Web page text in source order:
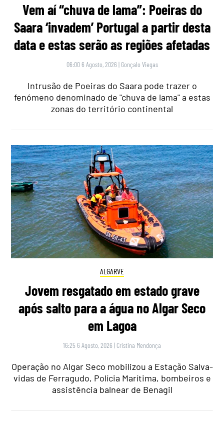
Vem aí “chuva de lama”: Poeiras do
Saara ‘invadem’ Portugal a partir desta
data e estas serão as regiões afetadas
06:00 6 Agosto, 2026 | Gonçalo Viegas
Intrusão de Poeiras do Saara pode trazer o
fenómeno denominado de "chuva de lama" a estas
zonas do território continental
ALGARVE
Jovem resgatado em estado grave
após salto para a água no Algar Seco
em Lagoa
16:25 6 Agosto, 2026 | Cristina Mendonça
Operação no Algar Seco mobilizou a Estação Salva-
vidas de Ferragudo, Polícia Marítima, bombeiros e
assistência balnear de Benagil